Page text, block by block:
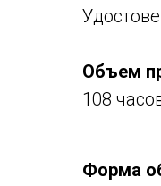
Объем
108
Форма